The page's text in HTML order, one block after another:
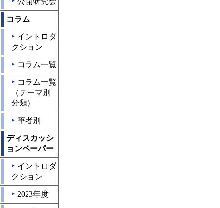
▲
コラム
▲ イントロダ
クション
▲ コラム一覧
▲
コラム一覧
（テーマ別
分類）
▲ 筆者別
ディスカッシ
ョンペーパー
▲ イントロダ
クション
▲ 2023年度